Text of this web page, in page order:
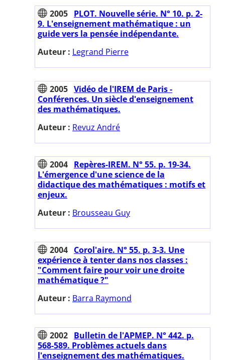
2005 PLOT. Nouvelle série. N° 10. p. 2-
9. L'enseignement mathématique : un
guide vers la pensée indépendante.
Auteur : Legrand Pierre
2005 Vidéo de l'IREM de Paris -
Conférences. Un siècle d'enseignement
des mathématiques.
Auteur : Revuz André
2004 Repères-IREM. N° 55. p. 19-34.
L'émergence d'une science de la
didactique des mathématiques : motifs et
enjeux.
Auteur : Brousseau Guy
2004 Corol'aire. N° 55. p. 3-3. Une
expérience à tenter dans nos classes :
"Comment faire pour voir une droite
mathématique ?"
Auteur : Barra Raymond
2002 Bulletin de l'APMEP. N° 442. p.
568-589. Problèmes actuels dans
l'enseignement des mathématiques.